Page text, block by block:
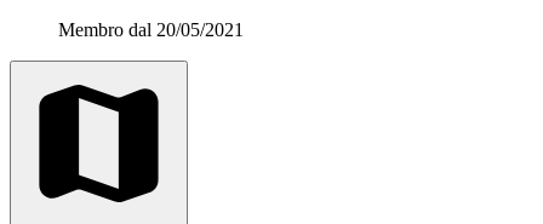
Membro dal 20/05/2021